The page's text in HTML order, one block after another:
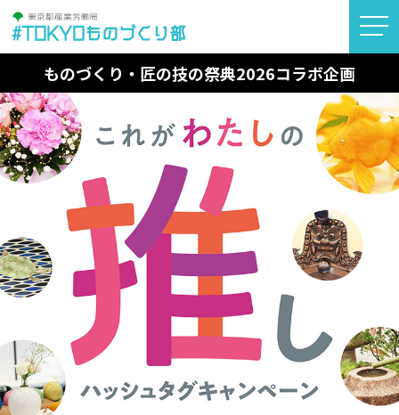
#TOKYOものづくり部
ものづくり・匠の技の祭典2026コラボ企画